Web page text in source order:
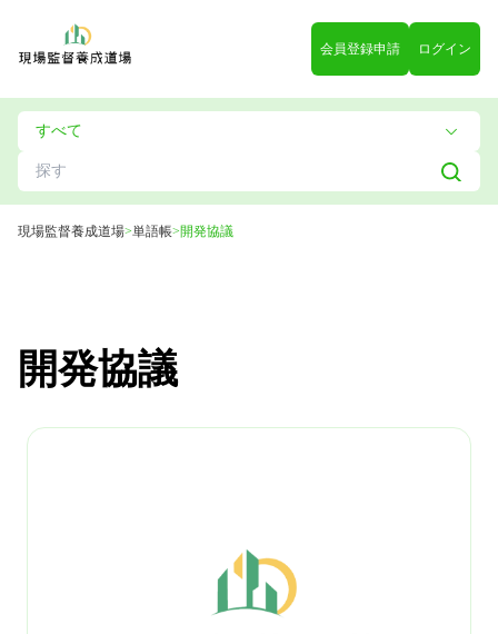
会員登録申請 ログイン
現場監督養成道場>単語帳>開発協議
開発協議